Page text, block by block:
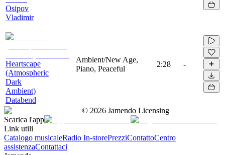
Osipov
Vladimir
Heartscape
(Atmospheric
Dark
Ambient)
Databend
Ambient/New Age,
Piano, Peaceful
2:28 -
© 2026 Jamendo Licensing
Scarica l'app
Link utili
Catalogo musicaleRadio In-storePrezziContattoCentro
assistenzaContattaci